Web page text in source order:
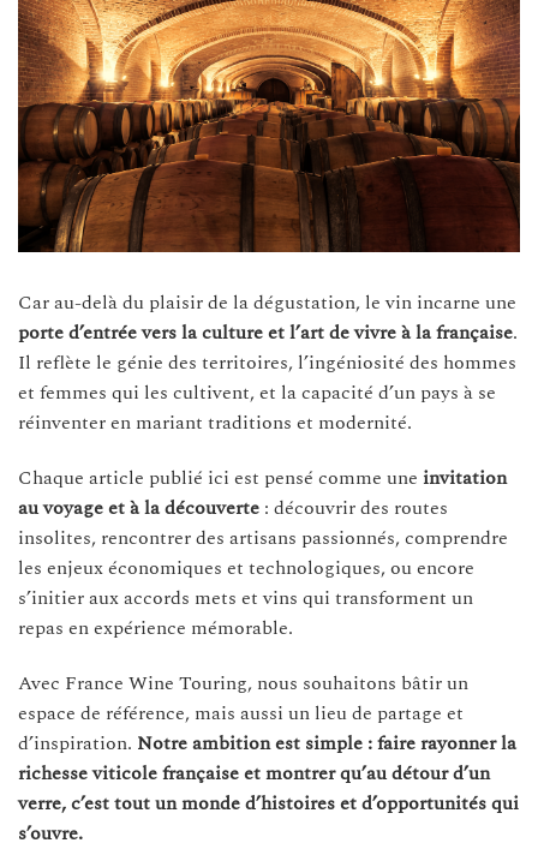
Car au-delà du plaisir de la dégustation, le vin incarne une
porte d’entrée vers la culture et l’art de vivre à la française.
Il reflète le génie des territoires, l’ingéniosité des hommes
et femmes qui les cultivent, et la capacité d’un pays à se
réinventer en mariant traditions et modernité.
Chaque article publié ici est pensé comme une invitation
au voyage et à la découverte : découvrir des routes
insolites, rencontrer des artisans passionnés, comprendre
les enjeux économiques et technologiques, ou encore
s’initier aux accords mets et vins qui transforment un
repas en expérience mémorable.
Avec France Wine Touring, nous souhaitons bâtir un
espace de référence, mais aussi un lieu de partage et
d’inspiration. Notre ambition est simple : faire rayonner la
richesse viticole française et montrer qu’au détour d’un
verre, c’est tout un monde d’histoires et d’opportunités qui
s’ouvre.